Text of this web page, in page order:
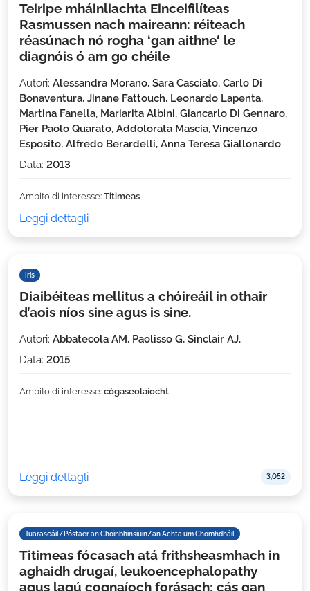
Teiripe mháinliachta Einceifilíteas
Rasmussen nach maireann: réiteach
réasúnach nó rogha ‘gan aithne‘ le
diagnóis ó am go chéile
Autori: Alessandra Morano, Sara Casciato, Carlo Di
Bonaventura, Jinane Fattouch, Leonardo Lapenta,
Martina Fanella, Mariarita Albini, Giancarlo Di Gennaro,
Pier Paolo Quarato, Addolorata Mascia, Vincenzo
Esposito, Alfredo Berardelli, Anna Teresa Giallonardo
Data: 2013
Ambito di interesse: Titimeas
Leggi dettagli
Iris
3,052
Diaibéiteas mellitus a chóireáil in othair
d’aois níos sine agus is sine.
Autori: Abbatecola AM, Paolisso G, Sinclair AJ.
Data: 2015
Ambito di interesse: cógaseolaíocht
Leggi dettagli
Tuarascáil/Póstaer an Choinbhinsiúin/an Achta um Chomhdháil
Titimeas fócasach atá frithsheasmhach in
aghaidh drugaí, leukoencephalopathy
agus lagú cognaíoch forásach: cás gan